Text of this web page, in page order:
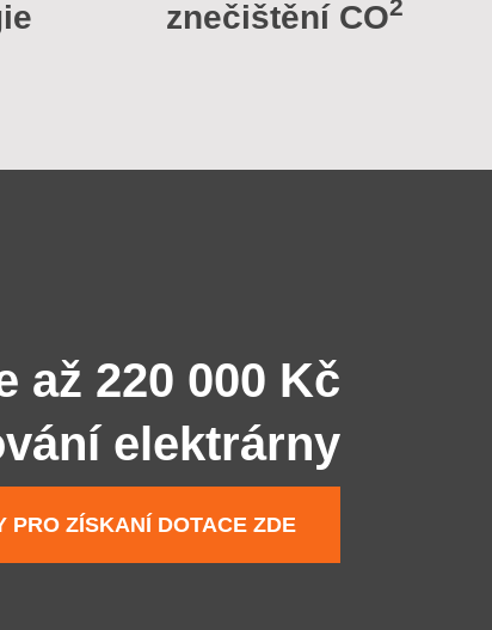
znečištění CO2
až 220 000 Kč
elektrárny
PRO ZÍSKANÍ DOTACE ZDE